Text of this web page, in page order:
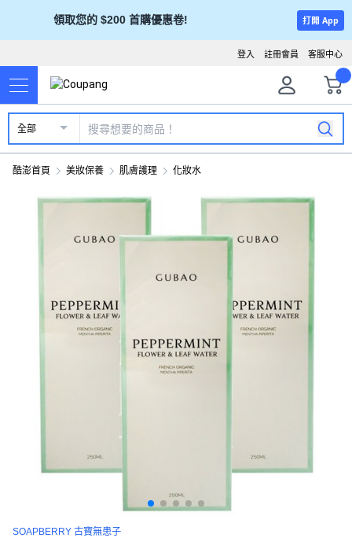
領取您的 $200 首購優惠卷! 打開 App
客服中心
註冊會員
登入
全部
酷澎首頁 美妝保養 肌膚護理 化妝水
SOAPBERRY 古寶無患子